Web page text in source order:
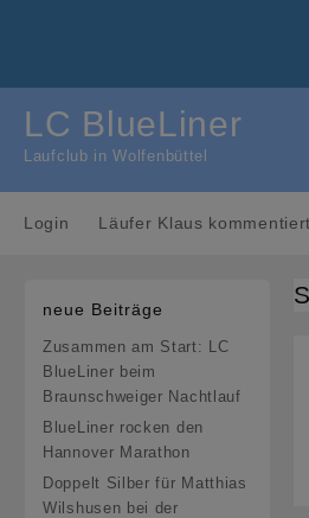
LC BlueLiner
Laufclub in Wolfenbüttel
Login Läufer Klaus kommentiert
neue Beiträge
Zusammen am Start: LC
BlueLiner beim
Braunschweiger Nachtlauf
BlueLiner rocken den
Hannover Marathon
Doppelt Silber für Matthias
Wilshusen bei der